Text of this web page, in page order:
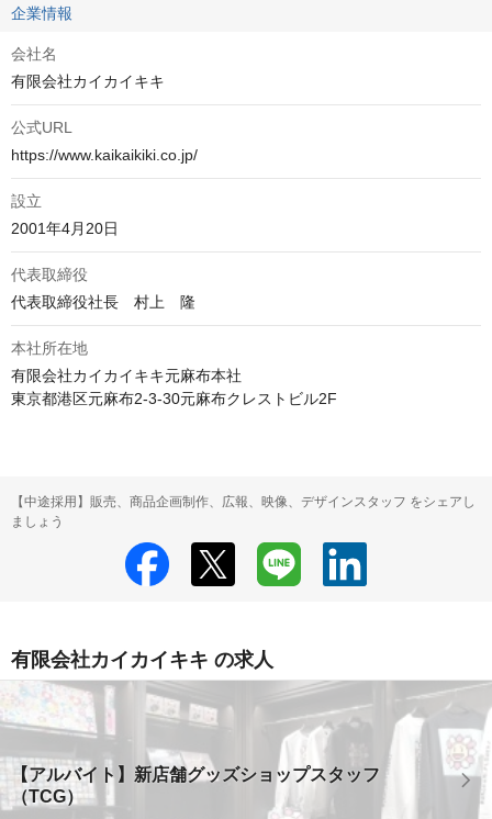
企業情報
会社名
有限会社カイカイキキ
公式URL
https://www.kaikaikiki.co.jp/
設立
2001年4月20日
代表取締役
代表取締役社長　村上　隆
本社所在地
有限会社カイカイキキ元麻布本社
東京都港区元麻布2-3-30元麻布クレストビル2F
【中途採用】販売、商品企画制作、広報、映像、デザインスタッフ をシェアし
ましょう
有限会社カイカイキキ の求人
【アルバイト】新店舗グッズショップスタッフ
（TCG）